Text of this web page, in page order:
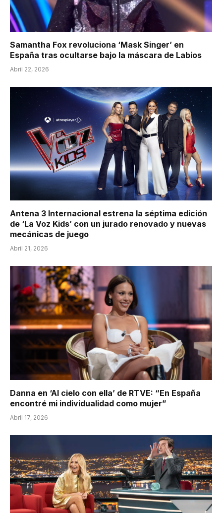
Samantha Fox revoluciona ‘Mask Singer’ en
España tras ocultarse bajo la máscara de Labios
Abril 22, 2026
Antena 3 Internacional estrena la séptima edición
de ‘La Voz Kids’ con un jurado renovado y nuevas
mecánicas de juego
Abril 21, 2026
Danna en ‘Al cielo con ella’ de RTVE: “En España
encontré mi individualidad como mujer”
Abril 17, 2026